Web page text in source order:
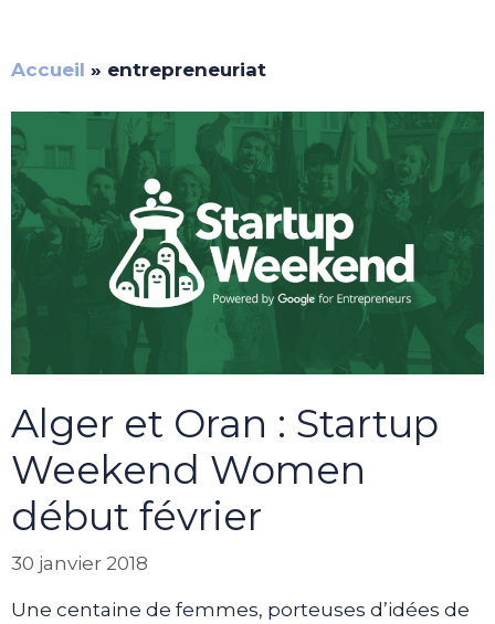
Accueil » entrepreneuriat
Alger et Oran : Startup
Weekend Women
début février
30 janvier 2018
Une centaine de femmes, porteuses d’idées de